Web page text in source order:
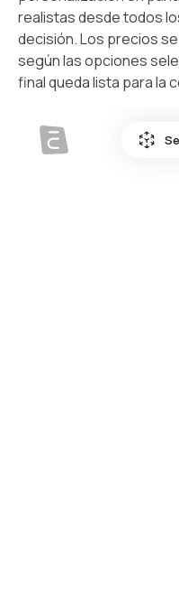
realistas desde todos
decisión. Los precios
según las opciones
final queda lista para la